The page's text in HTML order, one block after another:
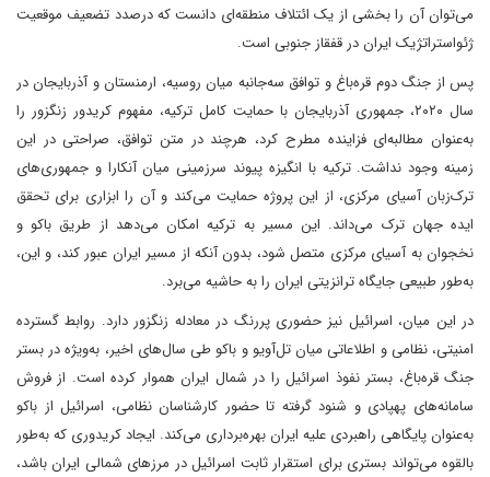
می‌توان آن را بخشی از یک ائتلاف منطقه‌ای دانست که درصدد تضعیف موقعیت
ژئواستراتژیک ایران در قفقاز جنوبی است.
پس از جنگ دوم قره‌باغ و توافق سه‌جانبه میان روسیه، ارمنستان و آذربایجان در
سال ۲۰۲۰، جمهوری آذربایجان با حمایت کامل ترکیه، مفهوم کریدور زنگزور را
به‌عنوان مطالبه‌ای فزاینده مطرح کرد، هرچند در متن توافق، صراحتی در این
زمینه وجود نداشت. ترکیه با انگیزه پیوند سرزمینی میان آنکارا و جمهوری‌های
ترک‌زبان آسیای مرکزی، از این پروژه حمایت می‌کند و آن را ابزاری برای تحقق
ایده جهان ترک می‌داند. این مسیر به ترکیه امکان می‌دهد از طریق باکو و
نخجوان به آسیای مرکزی متصل شود، بدون آنکه از مسیر ایران عبور کند، و این،
به‌طور طبیعی جایگاه ترانزیتی ایران را به حاشیه می‌برد.
در این میان، اسرائیل نیز حضوری پررنگ در معادله زنگزور دارد. روابط گسترده
امنیتی، نظامی و اطلاعاتی میان تل‌آویو و باکو طی سال‌های اخیر، به‌ویژه در بستر
جنگ قره‌باغ، بستر نفوذ اسرائیل را در شمال ایران هموار کرده است. از فروش
سامانه‌های پهپادی و شنود گرفته تا حضور کارشناسان نظامی، اسرائیل از باکو
به‌عنوان پایگاهی راهبردی علیه ایران بهره‌برداری می‌کند. ایجاد کریدوری که به‌طور
بالقوه می‌تواند بستری برای استقرار ثابت‌ اسرائیل در مرزهای شمالی ایران باشد،